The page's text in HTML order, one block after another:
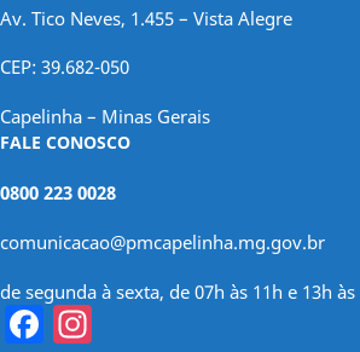
Av. Tico Neves, 1.455 – Vista Alegre
CEP: 39.682-050
Capelinha – Minas Gerais
FALE CONOSCO
0800 223 0028
comunicacao@pmcapelinha.mg.gov.br
de segunda à sexta, de 07h às 11h e 13h às
Facebook